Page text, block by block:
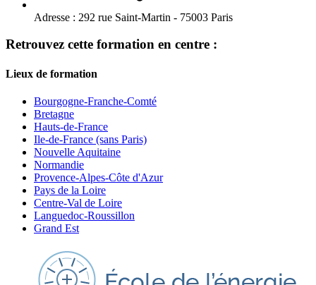
Adresse : 292 rue Saint-Martin - 75003 Paris
Retrouvez cette formation en centre :
Lieux de formation
Bourgogne-Franche-Comté
Bretagne
Hauts-de-France
Ile-de-France (sans Paris)
Nouvelle Aquitaine
Normandie
Provence-Alpes-Côte d'Azur
Pays de la Loire
Centre-Val de Loire
Languedoc-Roussillon
Grand Est